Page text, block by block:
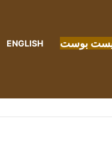
بوست ENGLISH